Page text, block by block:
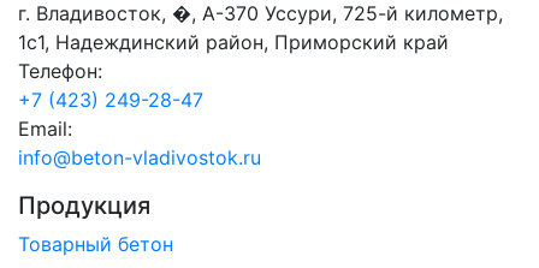
г. Владивосток, �, А-370 Уссури, 725-й километр,
1с1, Надеждинский район, Приморский край
Телефон:
+7 (423) 249-28-47
Email:
info@beton-vladivostok.ru
Продукция
Товарный бетон